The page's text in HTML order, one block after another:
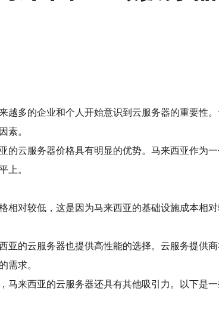
越多的企业和个人开始意识到云服务器的重要性
素。
的云服务器价格具有明显的优势。马来西亚作为
上。
相对较低，这是因为马来西亚的基础设施成本相
亚的云服务器也提供高性能的选择。云服务提供
需求。
马来西亚的云服务器还具有其他吸引力。以下是